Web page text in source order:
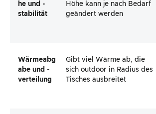
he und -
stabilität
Höhe kann je nach Bedarf
geändert werden
Wärmeabg
abe und -
verteilung
Gibt viel Wärme ab, die
sich outdoor in Radius des
Tisches ausbreitet